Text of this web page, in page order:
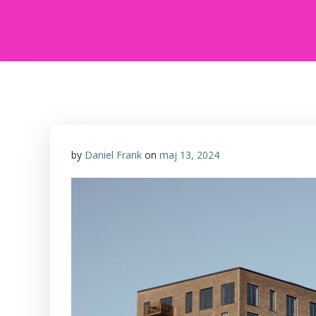
by Daniel Frank on maj 13, 2024